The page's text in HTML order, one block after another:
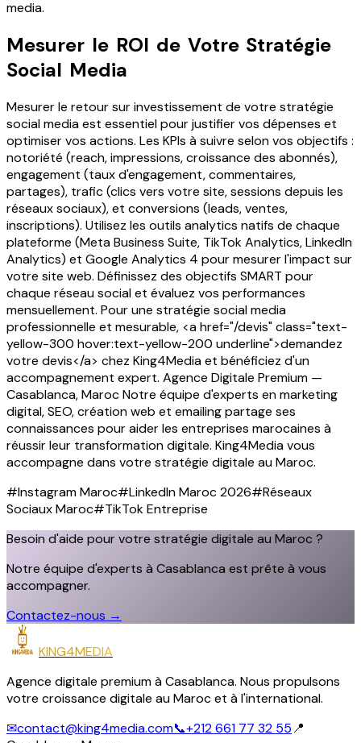
media.
Mesurer le ROI de Votre Stratégie
Social Media
Mesurer le retour sur investissement de votre stratégie
social media est essentiel pour justifier vos dépenses et
optimiser vos actions. Les KPIs à suivre selon vos objectifs :
notoriété (reach, impressions, croissance des abonnés),
engagement (taux d'engagement, commentaires,
partages), trafic (clics vers votre site, sessions depuis les
réseaux sociaux), et conversions (leads, ventes,
inscriptions). Utilisez les outils analytics natifs de chaque
plateforme (Meta Business Suite, TikTok Analytics, LinkedIn
Analytics) et Google Analytics 4 pour mesurer l'impact sur
votre site web. Définissez des objectifs SMART pour
chaque réseau social et évaluez vos performances
mensuellement. Pour une stratégie social media
professionnelle et mesurable, <a href="/devis" class="text-
yellow-300 hover:text-yellow-200 underline">demandez
votre devis</a> chez King4Media et bénéficiez d'un
accompagnement expert. Agence Digitale Premium —
Casablanca, Maroc Notre équipe d'experts en marketing
digital, SEO, création web et emailing partage ses
connaissances pour aider les entreprises marocaines à
réussir leur transformation digitale. King4Media vous
accompagne dans votre stratégie digitale au Maroc.
#Instagram Maroc#LinkedIn Maroc 2026#Réseaux
Sociaux Maroc#TikTok Entreprise
Besoin d'aide pour votre stratégie digitale au Maroc ?
Notre équipe d'experts à Casablanca est prête à vous
accompagner.
Contactez-nous →
KING4MEDIA
Agence digitale premium à Casablanca. Nous propulsons
votre croissance digitale au Maroc et à l'international.
✉contact@king4media.com📞+212 661 77 32 55📍